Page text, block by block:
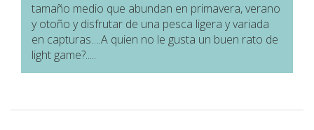
tamaño medio que abundan en primavera, verano
y otoño y disfrutar de una pesca ligera y variada
en capturas….A quien no le gusta un buen rato de
light game?.....